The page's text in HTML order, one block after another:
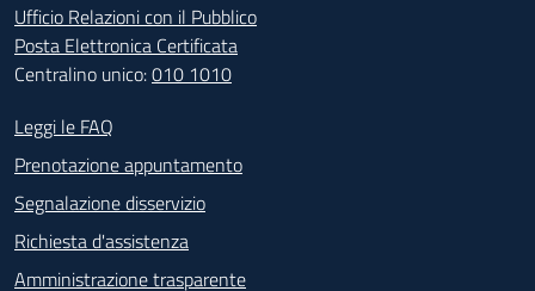
Ufficio Relazioni con il Pubblico
Posta Elettronica Certificata
Centralino unico:010 1010
Footer - Contatti
Leggi le FAQ
Prenotazione appuntamento
Segnalazione disservizio
Richiesta d'assistenza
Amministrazione trasparente